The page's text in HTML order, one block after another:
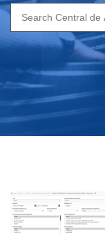
Search
for: